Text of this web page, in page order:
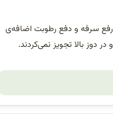
سرفه و دفع رطوبت اضافه‌ی
دوز بالا تجویز نمی‌کردند.